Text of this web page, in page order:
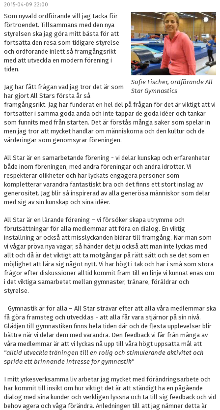
DOKUMENT
BOKNING
FRITIDSKORTET
VÅRA GULDSTÖDMEDLEMMAR
2015-04-09 22:00
Sofie Fischer, ordförande All
Star Gymnastics
Som nyvald ordförande vill jag tacka för
förtroendet. Tillsammans med den nya
styrelsen ska jag göra mitt bästa för att
fortsätta den resa som tidigare styrelse
och ordförande inlett så framgångsrikt
med att utveckla en modern förening i
tiden.
Jag har fått frågan vad jag tror det är som
har gjort All Stars första år så
framgångsrikt. Jag har funderat en hel del på frågan för det är viktigt att vi
fortsätter i samma goda anda och inte tappar de goda idéer och tankar
som funnits med från starten. Det är förstås många saker som spelar in
men jag tror att mycket handlar om människorna och den kultur och de
värderingar som genomsyrar föreningen.
All Star är en samarbetande förening - vi delar kunskap och erfarenheter
både inom föreningen, med andra föreningar och andra idrotter. Vi
respekterar olikheter och har lyckats engagera personer som
kompletterar varandra fantastiskt bra och det finns ett stort inslag av
generositet. Jag blir så inspirerad av alla generösa människor som delar
med sig av sin kunskap och sina idéer.
All Star är en lärande förening – vi försöker skapa utrymme och
förutsättningar för alla medlemmar att föra en dialog. En viktig
inställning är också att misslyckanden bidrar till framgång. När man som
vi vågar pröva nya vägar, så händer det ju också att man inte lyckas med
allt och då är det viktigt att ta motgångar på rätt sätt och se det som en
möjlighet att lära sig något nytt. Vi har högt i tak och har i små som stora
frågor efter diskussioner alltid kommit fram till en linje vi kunnat enas om
i det viktiga samarbetet mellan gymnaster, tränare, föräldrar och
styrelse.
Gymnastik är för alla – All Star strävar efter att alla våra medlemmar ska
få göra framsteg och utvecklas - att alla får vara stjärnor på sin nivå.
Glädjen till gymnastiken finns hela tiden där och de flesta upplevelser blir
bättre när vi delar dem med varandra. Den feedback vi får från många av
våra medlemmar är att vi lyckas nå upp till våra högt uppsatta mål att
"alltid utveckla träningen till en rolig och stimulerande aktivitet och
sprida ett brinnande intresse för gymnastik"
I mitt yrkesverksamma liv arbetar jag mycket med förändringsarbete och
har kommit till insikt om hur viktigt det är att ständigt ha en pågående
dialog med sina kunder och verkligen lyssna och ta till sig feedback och vid
behov agera och våga förändra. Anledningen till att jag nämner detta är